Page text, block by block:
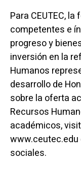
Para CEUTEC,
competentes e
progreso y
inversión en la
Humanos
desarrollo de
sobre la oferta
Recursos
académicos,
sociales.